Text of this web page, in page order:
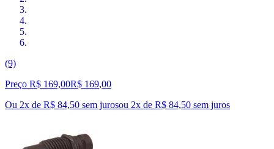
(9)
Preço R$ 169,00R$ 169,00
Ou 2x de R$ 84,50 sem jurosou 2x de R$ 84,50 sem juros